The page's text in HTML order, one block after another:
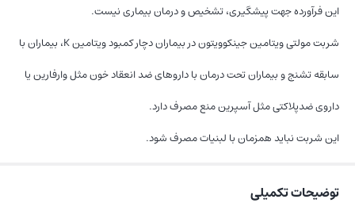
این فرآورده جهت پیشگیری، تشخیص و درمان بیماری نیست.
شربت مولتی ویتامین جینکوویتون در بیماران دچار کمبود ویتامین K، بیماران با
سابقه تشنج و بیماران تحت درمان با داروهای ضد انعقاد خون مثل وارفارین یا
داروی ضدپلاکتی مثل آسپرین منع مصرف دارد.
این شربت نباید همزمان با لبنیات مصرف شود.
توضیحات تکمیلی